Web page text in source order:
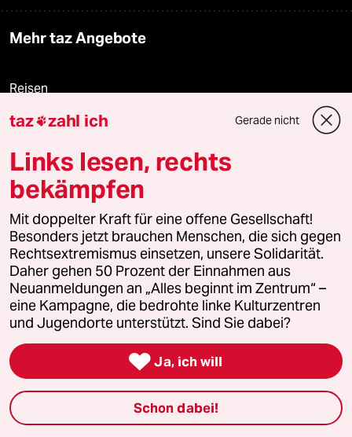
Mehr taz Angebote
Reisen
Kantine
Shop
Fragen & Hilfe
Feedback
Aboservice
ePaper Login
taz zahl ich Gerade nicht
Links lesen, rechts
bekämpfen
Mit doppelter Kraft für eine offene Gesellschaft!
Besonders jetzt brauchen Menschen, die sich gegen
Rechtsextremismus einsetzen, unsere Solidarität.
Daher gehen 50 Prozent der Einnahmen aus
Neuanmeldungen an „Alles beginnt im Zentrum“ –
eine Kampagne, die bedrohte linke Kulturzentren
und Jugendorte unterstützt. Sind Sie dabei?
 Ja, ich will
Schon dabei!